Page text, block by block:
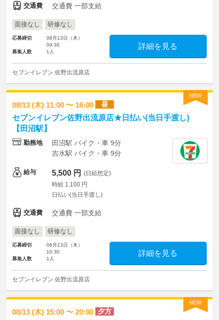
交通費 交通費 一部支給
面接なし 研修なし
応募締切
08月13日（木）
09:30
募集人数
1人
詳細を見る
セブンイレブン 佐野出流原店
NEW
08/13 (木) 11:00 〜 16:00 昼
セブンイレブン佐野出流原店★日払い(当日手渡し)
【田沼駅】
勤務地
田沼駅 バイク・車 9分
吉水駅 バイク・車 9分
給与 5,500 円 (日給想定)
時給 1,100 円
日払い(当日手渡し)
交通費 交通費 一部支給
面接なし 研修なし
応募締切
08月13日（木）
10:30
募集人数
1人
詳細を見る
セブンイレブン 佐野出流原店
NEW
08/13 (木) 15:00 〜 20:00 夕方